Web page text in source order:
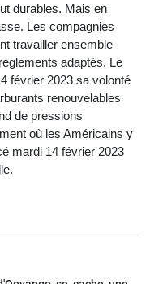
durables. Mais en
Les compagnies
travailler ensemble
adaptés. Le
février 2023 sa volonté
renouvelables
de pressions
où les Américains y
mardi 14 février 2023